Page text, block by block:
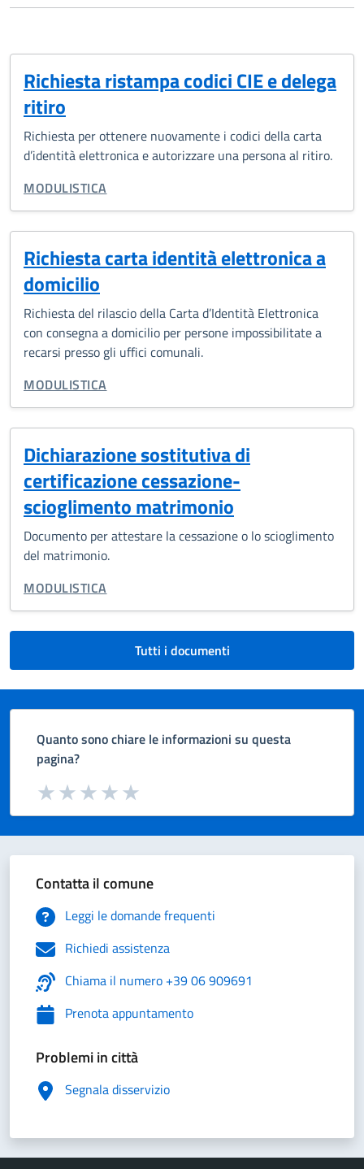
Richiesta ristampa codici CIE e delega
ritiro
Richiesta per ottenere nuovamente i codici della carta
d’identità elettronica e autorizzare una persona al ritiro.
TIPO DI DOCUMENTO:
MODULISTICA
Richiesta carta identità elettronica a
domicilio
Richiesta del rilascio della Carta d’Identità Elettronica
con consegna a domicilio per persone impossibilitate a
recarsi presso gli uffici comunali.
TIPO DI DOCUMENTO:
MODULISTICA
Dichiarazione sostitutiva di
certificazione cessazione-
scioglimento matrimonio
Documento per attestare la cessazione o lo scioglimento
del matrimonio.
TIPO DI DOCUMENTO:
MODULISTICA
Tutti i documenti
Quanto sono chiare le informazioni su questa
pagina?
Valuta da 1 a 5 stelle la pagina
Valuta 5 stelle su 5
Valuta 4 stelle su 5
Valuta 3 stelle su 5
Valuta 2 stelle su 5
Valuta 1 stelle su 5
Contatta il comune
Leggi le domande frequenti
Richiedi assistenza
Chiama il numero +39 06 909691
Prenota appuntamento
Problemi in città
Segnala disservizio